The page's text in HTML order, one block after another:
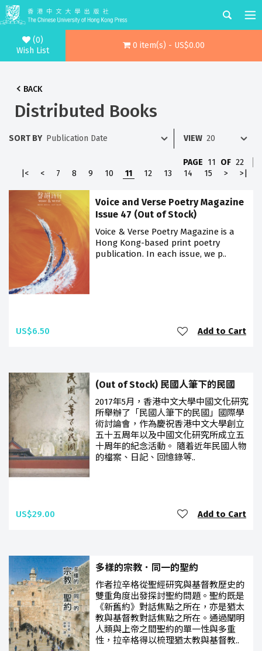
(0)
Wish List
0 item(s) - US$0.00
BACK
Distributed Books
SORT BY VIEW
PAGE 11 OF 22
|<
< 7 8 9 10 11 12 13 14 15 > >|
Voice and Verse Poetry Magazine
Issue 47 (Out of Stock)
Voice & Verse Poetry Magazine is a
Hong Kong-based print poetry
publication. In each issue, we p..
US$6.50 Add to Cart
(Out of Stock) 民國人筆下的民國
2017年5月，香港中文大學中國文化研究
所舉辦了「民國人筆下的民國」國際學
術討論會，作為慶祝香港中文大學創立
五十五周年以及中國文化研究所成立五
十周年的紀念活動。 隨着近年民國人物
的檔案、日記、回憶錄等..
US$29.00 Add to Cart
多樣的宗教．同一的聖約
作者拉辛格從聖經研究與基督教歷史的
雙重角度出發探討聖約問題。聖約既是
《新舊約》對話焦點之所在，亦是猶太
教與基督教對話焦點之所在。通過闡明
人類與上帝之間聖約的單一性與多重
性，拉辛格得以梳理猶太教與基督教..